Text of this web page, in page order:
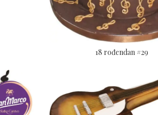
18 rođendan #29